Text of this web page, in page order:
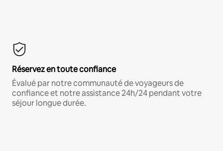
Réservez en toute confiance
Évalué par notre communauté de voyageurs de
confiance et notre assistance 24h/24 pendant votre
séjour longue durée.